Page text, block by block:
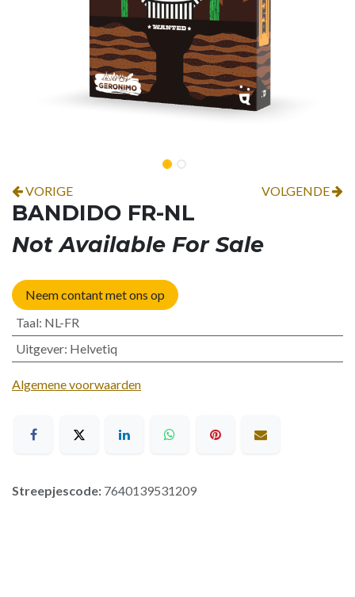
VORIGE VOLGENDE
BANDIDO FR-NL
Not Available For Sale
Neem contant met ons op
Taal: NL-FR
Uitgever: Helvetiq
Algemene voorwaarden
Streepjescode: 7640139531209